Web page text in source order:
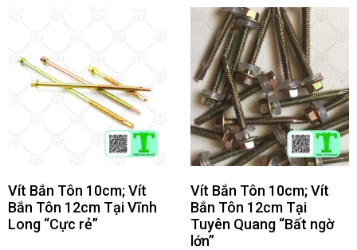
Vít Bắn Tôn 10cm; Vít
Bắn Tôn 12cm Tại Vĩnh
Long “Cực rẻ”
Vít Bắn Tôn 10cm; Vít
Bắn Tôn 12cm Tại
Tuyên Quang “Bất ngờ
lớn”